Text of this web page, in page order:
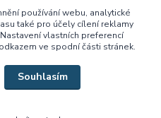
používání webu, analytické
také pro účely cílení reklamy
vlastních preferencí
ve spodní části stránek.
Souhlasím